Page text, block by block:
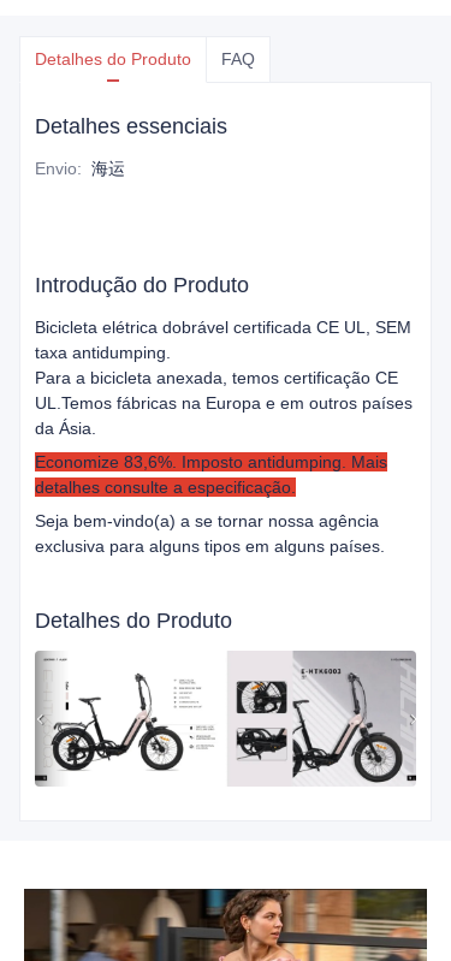
Detalhes do Produto FAQ
Detalhes essenciais
Envio: 海运
Introdução do Produto
Bicicleta elétrica dobrável certificada CE UL, SEM
taxa antidumping.
Para a bicicleta anexada, temos certificação CE
UL. Temos fábricas na Europa e em outros países
da Ásia.
Economize 83,6%. Imposto antidumping. Mais
detalhes consulte a especificação.
Seja bem-vindo(a) a se tornar nossa agência
exclusiva para alguns tipos em alguns países.
Detalhes do Produto